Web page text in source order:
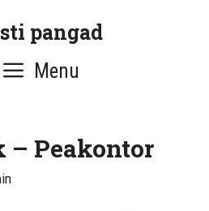
pangad
Menu
– Peakontor